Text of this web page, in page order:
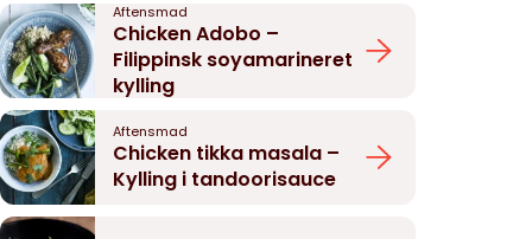
Aftensmad
Chicken Adobo –
Filippinsk soyamarineret
kylling
Aftensmad
Chicken tikka masala –
Kylling i tandoorisauce